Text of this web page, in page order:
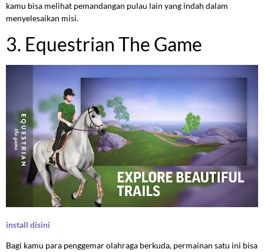
kamu bisa melihat pemandangan pulau lain yang indah dalam
menyelesaikan misi.
3. Equestrian The Game
install disini
Bagi kamu para penggemar olahraga berkuda, permainan satu ini bisa